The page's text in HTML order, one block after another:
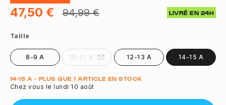
47,50 € 94,99 € LIVRÉ EN 24H
Taille
8-9 A 10-11 A 12-13 A 14-15 A
Quantité
14-15 A - PLUS QUE 1 ARTICLE EN STOCK
Chez vous le lundi 10 août